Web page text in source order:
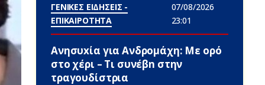
ΓΕΝΙΚΕΣ ΕΙΔΗΣΕΙΣ -
ΕΠΙΚΑΙΡΟΤΗΤΑ
07/08/2026
23:01
Ανησυxία για Ανδρομάχη: Με ορό
στο χέρι – Τι συνέβn στην
τραγουδίστρια